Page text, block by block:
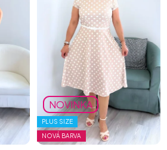
NOVINKA
PLUS SIZE
NOVÁ BARVA